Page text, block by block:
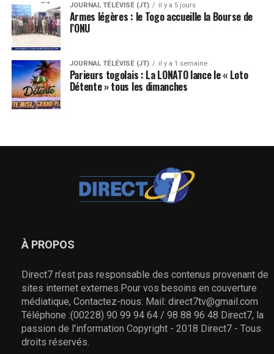
JOURNAL TÉLÉVISÉ (JT) il y a 5 jours
Armes légères : le Togo accueille la Bourse de
l’ONU
JOURNAL TÉLÉVISÉ (JT) il y a 1 semaine
Parieurs togolais : La LONATO lance le « Loto
Détente » tous les dimanches
À PROPOS
Direct7 n’est pas responsable des contenus provenant de
sites internet externes.Pour vos besoins en couverture
médiatique, Contactez-nous: Mail: direct7tv@gmail.com
Téléphone :(00228) 90 99 94 64 / 98 88 96 48 Direct7, la
passion de l'information Copyright - 2018 Direct7 - Tous
droits réservés.